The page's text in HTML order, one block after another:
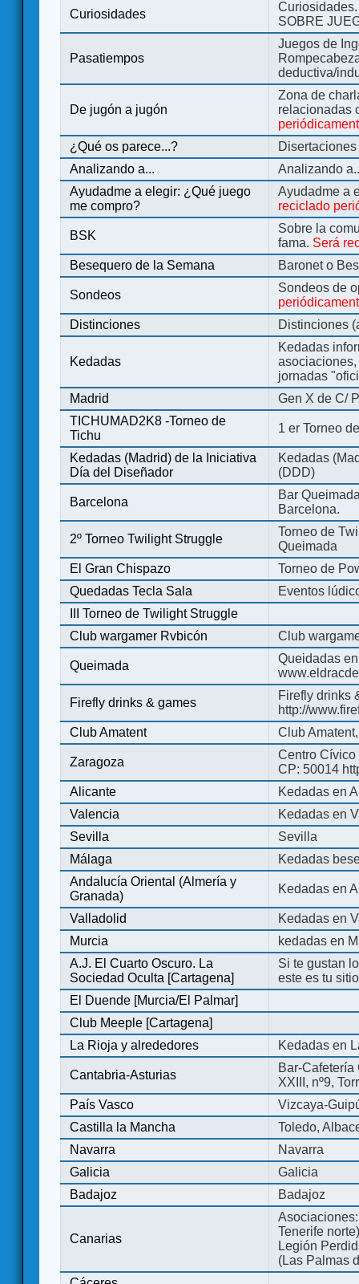
Curiosidades
SOBRE
Pasatiempos
Juegos de
deductiva/
De jugón a jugón
Zona de
relacionadas
¿Qué os parece...?
Analizando a...
Analizando
Ayudadme a elegir: ¿Qué juego
me compro?
Ayudadme a
reciclado
BSK
Sobre la
fama. Será
Besequero de la Semana
Baronet o
Sondeos
Sondeos de
Distinciones
Distinciones
Kedadas
Kedadas
jornadas
Madrid
Gen X de C/
TICHUMAD2K8 -Torneo de
Tichu
1 er Torneo
Kedadas (Madrid) de la Iniciativa
Día del Diseñador
Kedadas
(DDD)
Barcelona
Bar
Barcelona.
2º Torneo Twilight Struggle
Torneo de
Queimada
El Gran Chispazo
Torneo de
Quedadas Tecla Sala
Eventos
III Torneo de Twilight Struggle
Club wargamer Rvbicón
Club
Queimada
Queidadas
Firefly drinks & games
Firefly drinks
http://
Club Amatent
Club
Zaragoza
Centro Cívico
CP: 50014
Alicante
Kedadas en
Valencia
Kedadas en
Sevilla
Sevilla
Málaga
Kedadas
Andalucía Oriental (Almería y
Granada)
Kedadas en
Valladolid
Kedadas en
Murcia
kedadas en
A.J. El Cuarto Oscuro. La
Sociedad Oculta [Cartagena]
Si te gustan
este es tu
El Duende [Murcia/El Palmar]
Club Meeple [Cartagena]
La Rioja y alrededores
Kedadas en
Cantabria-Asturias
Bar-
XXIII, nº9,
País Vasco
Vizcaya-
Castilla la Mancha
Toledo,
Navarra
Navarra
Galicia
Galicia
Badajoz
Badajoz
Canarias
Tenerife
Legión
(Las Palmas